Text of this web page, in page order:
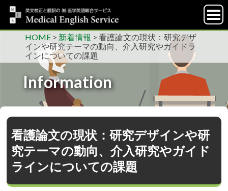
HOME > 新着情報 >看護論文の現状：研究デザ
インや研究テーマの動向、介入研究やガイドラ
インについての課題
Information
看護論文の現状：研究デザインや研
究テーマの動向、介入研究やガイド
ラインについての課題